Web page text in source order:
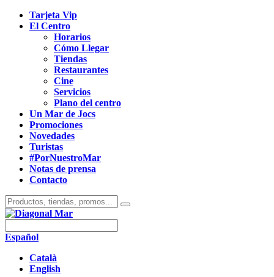
Tarjeta Vip
El Centro
Horarios
Cómo Llegar
Tiendas
Restaurantes
Cine
Servicios
Plano del centro
Un Mar de Jocs
Promociones
Novedades
Turistas
#PorNuestroMar
Notas de prensa
Contacto
Español
Català
English